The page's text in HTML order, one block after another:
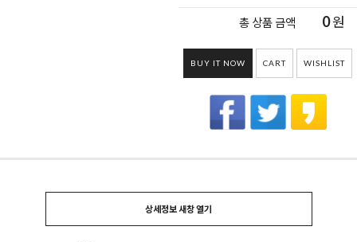
총 상품 금액 0원
BUY IT NOW CART WISHLIST
상세정보 새창 열기